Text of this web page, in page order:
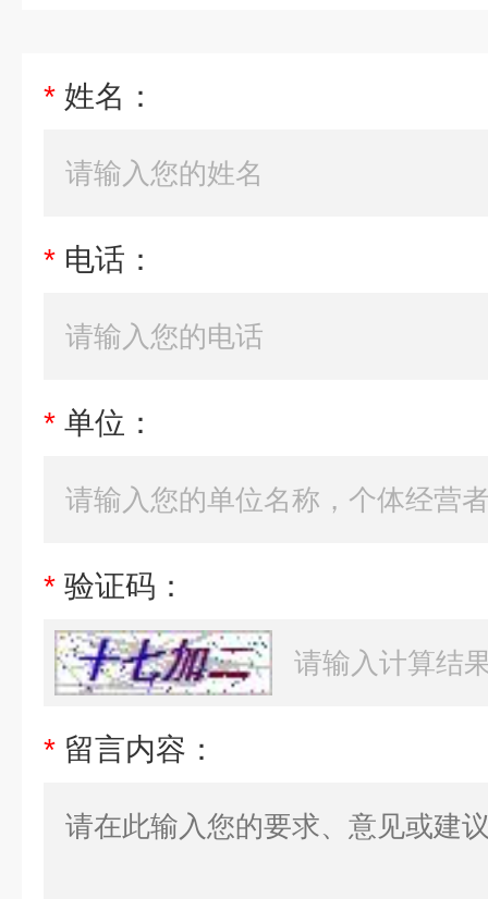
* 姓名：
* 电话：
* 单位：
* 验证码：
* 留言内容：